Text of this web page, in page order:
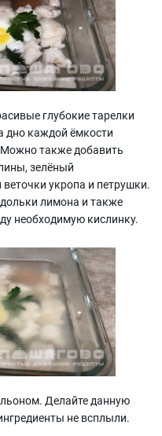
глубокие тарелки
дно каждой ёмкости
также добавить
зелёный
укропа и петрушки.
лимона и также
необходимую кислинку.
Делайте данную
не всплыли.